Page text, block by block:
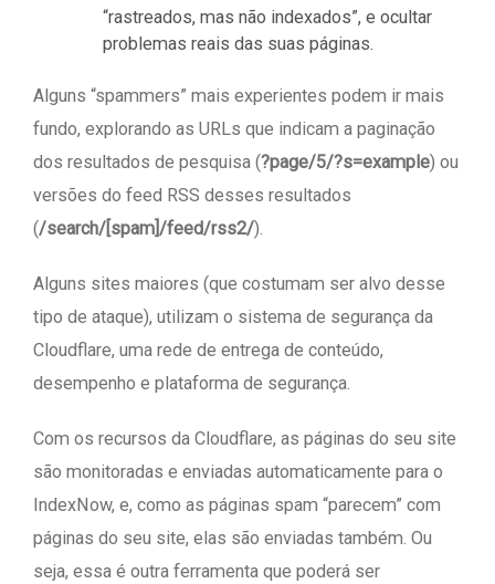
“rastreados, mas não indexados”, e ocultar
problemas reais das suas páginas.
Alguns “spammers” mais experientes podem ir mais
fundo, explorando as URLs que indicam a paginação
dos resultados de pesquisa (?page/5/?s=example) ou
versões do feed RSS desses resultados
(/search/[spam]/feed/rss2/).
Alguns sites maiores (que costumam ser alvo desse
tipo de ataque), utilizam o sistema de segurança da
Cloudflare, uma rede de entrega de conteúdo,
desempenho e plataforma de segurança.
Com os recursos da Cloudflare, as páginas do seu site
são monitoradas e enviadas automaticamente para o
IndexNow, e, como as páginas spam “parecem” com
páginas do seu site, elas são enviadas também. Ou
seja, essa é outra ferramenta que poderá ser